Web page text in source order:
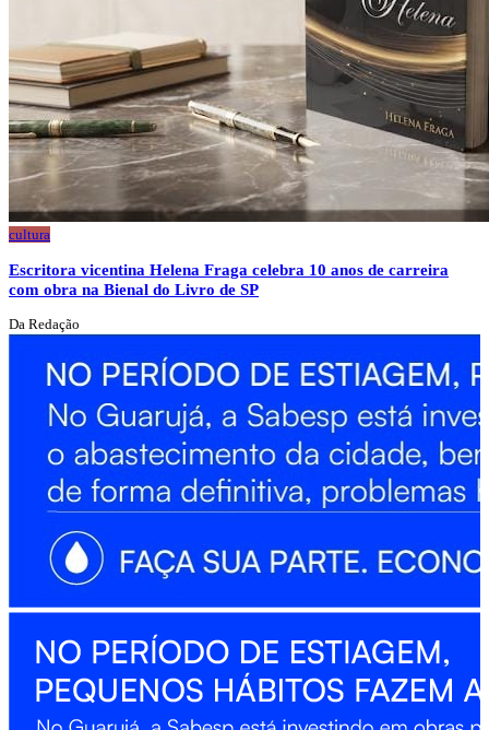
cultura
Escritora vicentina Helena Fraga celebra 10 anos de carreira
com obra na Bienal do Livro de SP
Da Redação